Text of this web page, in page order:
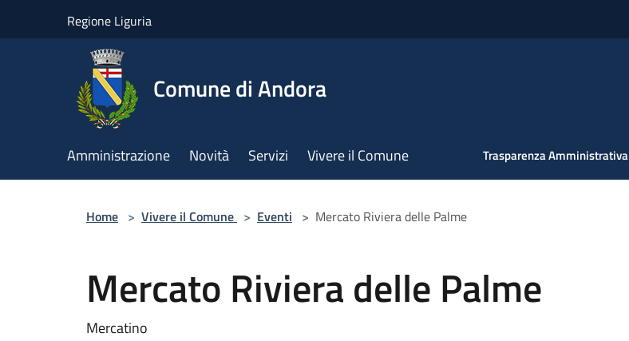
Regione Liguria
Comune di Andora
Amministrazione Novità Servizi Vivere il Comune Trasparenza Amministrativa
Home > Vivere il Comune > Eventi > Mercato Riviera delle Palme
Mercato Riviera delle Palme
Mercatino